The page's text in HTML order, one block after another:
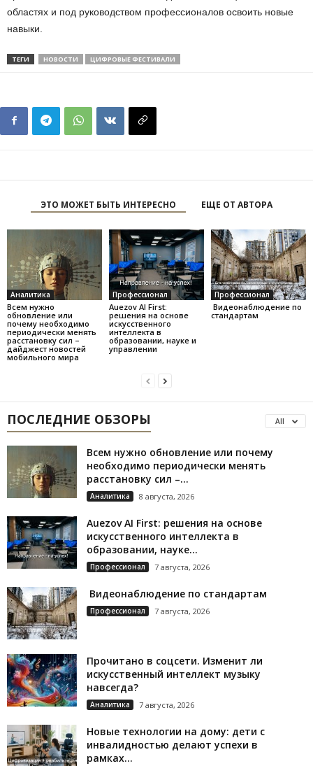
областях и под руководством профессионалов освоить новые
навыки.
ТЕГИ НОВОСТИ ЦИФРОВЫЕ ФЕСТИВАЛИ
ЭТО МОЖЕТ БЫТЬ ИНТЕРЕСНО ЕЩЕ ОТ АВТОРА
Аналитика
Всем нужно
обновление или
почему необходимо
периодически менять
расстановку сил –
дайджест новостей
мобильного мира
Профессионал
Auezov AI First:
решения на основе
искусственного
интеллекта в
образовании, науке и
управлении
Профессионал
Видеонаблюдение по
стандартам
ПОСЛЕДНИЕ ОБЗОРЫ All
Всем нужно обновление или почему
необходимо периодически менять
расстановку сил –...
Аналитика 8 августа, 2026
Auezov AI First: решения на основе
искусственного интеллекта в
образовании, науке...
Профессионал 7 августа, 2026
Видеонаблюдение по стандартам
Профессионал 7 августа, 2026
Прочитано в соцсети. Изменит ли
искусственный интеллект музыку
навсегда?
Аналитика 7 августа, 2026
Новые технологии на дому: дети с
инвалидностью делают успехи в
рамках...